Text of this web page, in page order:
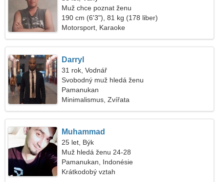
Muž chce poznat ženu
190 cm (6'3"), 81 kg (178 liber)
Motorsport, Karaoke
Darryl
31 rok, Vodnář
Svobodný muž hledá ženu
Pamanukan
Minimalismus, Zvířata
Muhammad
25 let, Býk
Muž hledá ženu 24-28
Pamanukan, Indonésie
Krátkodobý vztah